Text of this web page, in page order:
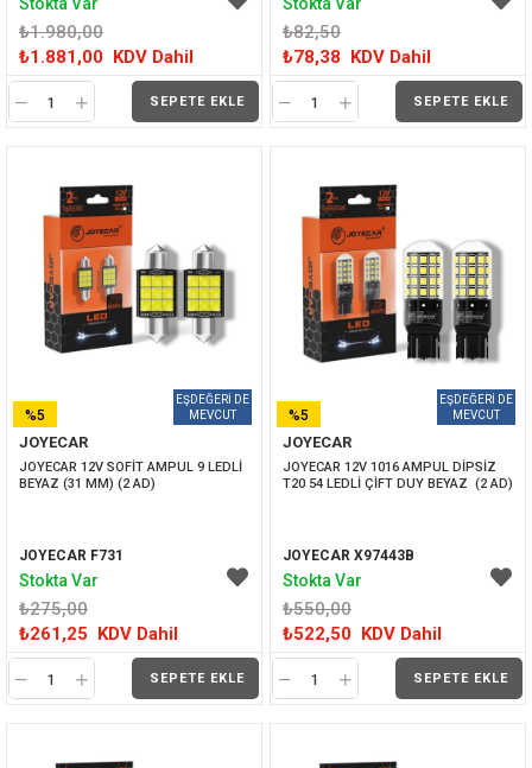
₺1.980,00
₺1.881,00 KDV Dahil
SEPETE EKLE
₺82,50
₺78,38 KDV Dahil
SEPETE EKLE
JOYECAR
JOYECAR 12V SOFİT AMPUL 9 LEDLİ
BEYAZ (31 MM) (2 AD)
JOYECAR F731
₺275,00
₺261,25 KDV Dahil
SEPETE EKLE
%5
İNDIRIM
Stokta Var
JOYECAR
JOYECAR 12V 1016 AMPUL DİPSİZ
T20 54 LEDLİ ÇİFT DUY BEYAZ  (2 AD)
JOYECAR X97443B
₺550,00
₺522,50 KDV Dahil
SEPETE EKLE
%5
İNDIRIM
Stokta Var